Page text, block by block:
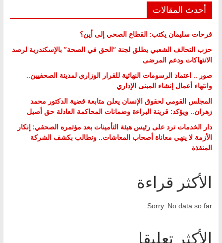
أحدث المقالات
فرحات سليمان يكتب: القطاع الصحي إلى أين؟
حزب التحالف الشعبي يطلق لجنة “الحق في الصحة” بالإسكندرية لرصد
الانتهاكات ودعم المرضى
صور .. اعتماد الرسومات النهائية للقرار الوزاري لمدينة الصحفيين..
وانتهاء أعمال إنشاء المبنى الإداري
المجلس القومي لحقوق الإنسان يعلن متابعة قضية الدكتور محمد
زهران.. ويؤكد: قرينة البراءة وضمانات المحاكمة العادلة حق أصيل
دار الخدمات ترد على رئيس هيئة التأمينات بعد مؤتمره الصحفي: إنكار
الأزمة لا ينهي معاناة أصحاب المعاشات.. ونطالب بكشف الشركة
المنفذة
الأكثر قراءة
Sorry. No data so far.
الأكثر تعليقا